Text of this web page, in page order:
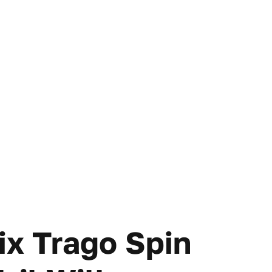
Trago Spin